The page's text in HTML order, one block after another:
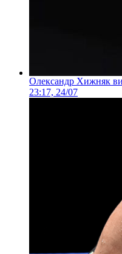
Олександр Хижняк
23:17, 24/07